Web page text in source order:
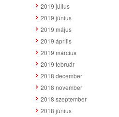
2019 július
2019 június
2019 május
2019 április
2019 március
2019 február
2018 december
2018 november
2018 szeptember
2018 június